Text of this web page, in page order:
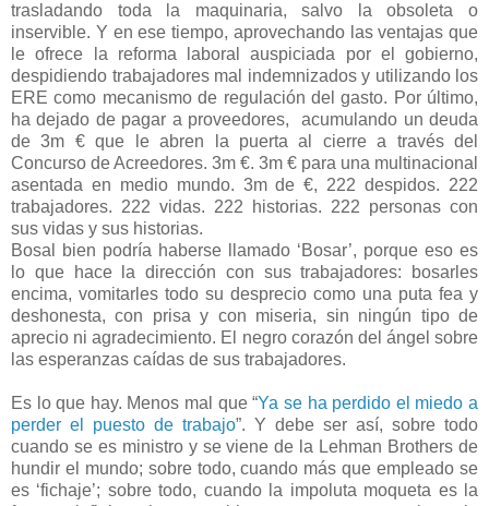
trasladando toda la maquinaria, salvo la obsoleta o
inservible. Y en ese tiempo, aprovechando las ventajas que
le ofrece la reforma laboral auspiciada por el gobierno,
despidiendo trabajadores mal indemnizados y utilizando los
ERE como mecanismo de regulación del gasto. Por último,
ha dejado de pagar a proveedores, acumulando un deuda
de 3m € que le abren la puerta al cierre a través del
Concurso de Acreedores. 3m €. 3m € para una multinacional
asentada en medio mundo. 3m de €, 222 despidos. 222
trabajadores. 222 vidas. 222 historias. 222 personas con
sus vidas y sus historias.
Bosal bien podría haberse llamado ‘Bosar’, porque eso es
lo que hace la dirección con sus trabajadores: bosarles
encima, vomitarles todo su desprecio como una puta fea y
deshonesta, con prisa y con miseria, sin ningún tipo de
aprecio ni agradecimiento. El negro corazón del ángel sobre
las esperanzas caídas de sus trabajadores.
Es lo que hay. Menos mal que “Ya se ha perdido el miedo a
perder el puesto de trabajo”. Y debe ser así, sobre todo
cuando se es ministro y se viene de la Lehman Brothers de
hundir el mundo; sobre todo, cuando más que empleado se
es ‘fichaje’; sobre todo, cuando la impoluta moqueta es la